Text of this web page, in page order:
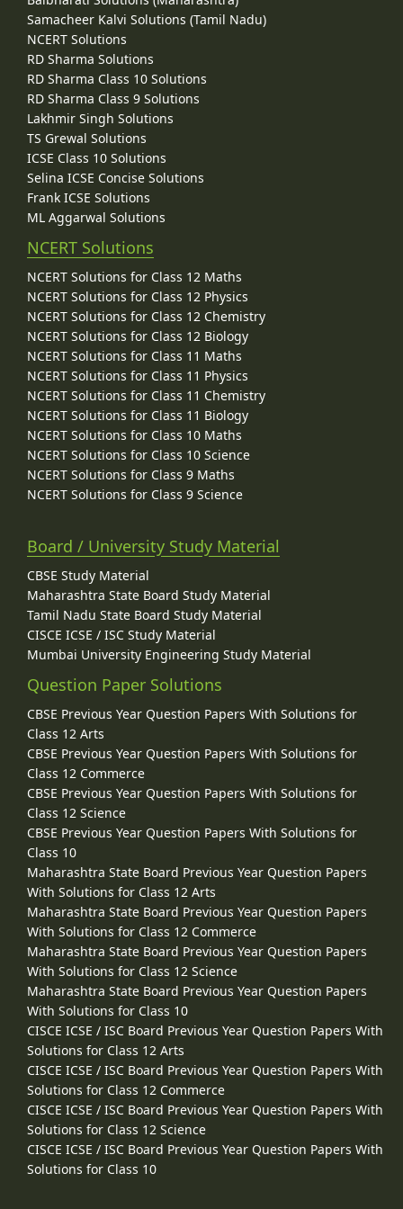
Samacheer Kalvi Solutions (Tamil Nadu)
NCERT Solutions
RD Sharma Solutions
RD Sharma Class 10 Solutions
RD Sharma Class 9 Solutions
Lakhmir Singh Solutions
TS Grewal Solutions
ICSE Class 10 Solutions
Selina ICSE Concise Solutions
Frank ICSE Solutions
ML Aggarwal Solutions
NCERT Solutions
NCERT Solutions for Class 12 Maths
NCERT Solutions for Class 12 Physics
NCERT Solutions for Class 12 Chemistry
NCERT Solutions for Class 12 Biology
NCERT Solutions for Class 11 Maths
NCERT Solutions for Class 11 Physics
NCERT Solutions for Class 11 Chemistry
NCERT Solutions for Class 11 Biology
NCERT Solutions for Class 10 Maths
NCERT Solutions for Class 10 Science
NCERT Solutions for Class 9 Maths
NCERT Solutions for Class 9 Science
Board / University Study Material
CBSE Study Material
Maharashtra State Board Study Material
Tamil Nadu State Board Study Material
CISCE ICSE / ISC Study Material
Mumbai University Engineering Study Material
Question Paper Solutions
CBSE Previous Year Question Papers With Solutions for
Class 12 Arts
CBSE Previous Year Question Papers With Solutions for
Class 12 Commerce
CBSE Previous Year Question Papers With Solutions for
Class 12 Science
CBSE Previous Year Question Papers With Solutions for
Class 10
Maharashtra State Board Previous Year Question Papers
With Solutions for Class 12 Arts
Maharashtra State Board Previous Year Question Papers
With Solutions for Class 12 Commerce
Maharashtra State Board Previous Year Question Papers
With Solutions for Class 12 Science
Maharashtra State Board Previous Year Question Papers
With Solutions for Class 10
CISCE ICSE / ISC Board Previous Year Question Papers With
Solutions for Class 12 Arts
CISCE ICSE / ISC Board Previous Year Question Papers With
Solutions for Class 12 Commerce
CISCE ICSE / ISC Board Previous Year Question Papers With
Solutions for Class 12 Science
CISCE ICSE / ISC Board Previous Year Question Papers With
Solutions for Class 10